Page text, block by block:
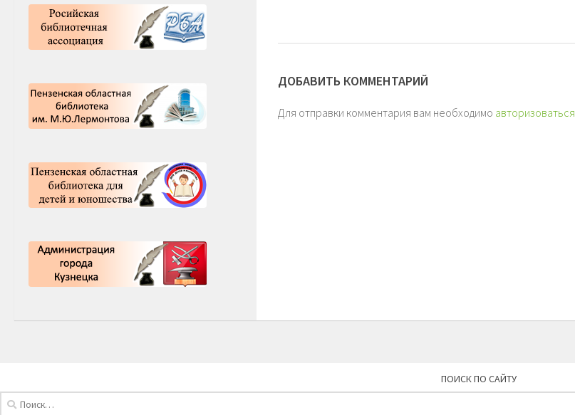
ДОБАВИТЬ КОММЕНТАРИЙ
Для отправки комментария вам необходимо авторизоваться
ПОИСК ПО САЙТУ